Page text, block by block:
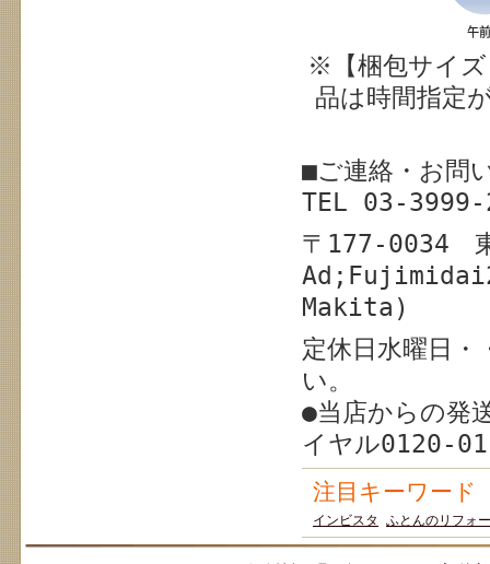
※【梱包サイズ
品は時間指定
■ご連絡・お問
TEL 03-
〒177-0034
Makita)
定休日水曜日
い。
●当店からの発
イヤル0120-
注目キーワード
インビスタ ふとんのリフォ